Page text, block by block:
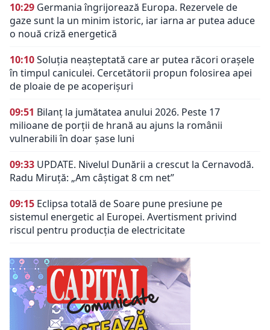
10:29 Germania îngrijorează Europa. Rezervele de
gaze sunt la un minim istoric, iar iarna ar putea aduce
o nouă criză energetică
10:10Soluția neașteptată care ar putea răcori orașele
în timpul caniculei. Cercetătorii propun folosirea apei
de ploaie de pe acoperișuri
09:51 Bilanț la jumătatea anului 2026. Peste 17
milioane de porții de hrană au ajuns la românii
vulnerabili în doar șase luni
09:33 UPDATE. Nivelul Dunării a crescut la Cernavodă.
Radu Miruță: „Am câștigat 8 cm net”
09:15 Eclipsa totală de Soare pune presiune pe
sistemul energetic al Europei. Avertisment privind
riscul pentru producția de electricitate